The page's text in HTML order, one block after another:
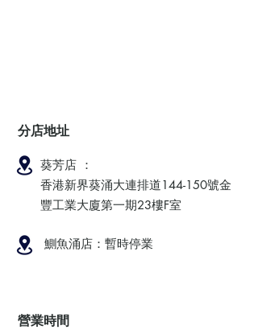
分店地址
葵芳店 ：
香港新界葵涌大連排道144-150號金
豐工業大廈第一期23樓F室
鰂魚涌店：暫時停業
​營業時間